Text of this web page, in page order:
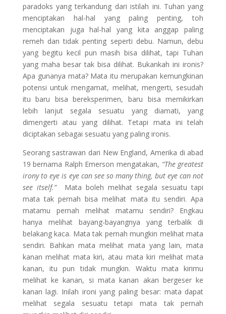
paradoks yang terkandung dari istilah ini. Tuhan yang
menciptakan hal-hal yang paling penting, toh
menciptakan juga hal-hal yang kita anggap paling
remeh dan tidak penting seperti debu. Namun, debu
yang begitu kecil pun masih bisa dilihat, tapi Tuhan
yang maha besar tak bisa dilihat. Bukankah ini ironis?
Apa gunanya mata? Mata itu merupakan kemungkinan
potensi untuk mengamat, melihat, mengerti, sesudah
itu baru bisa bereksperimen, baru bisa memikirkan
lebih lanjut segala sesuatu yang diamati, yang
dimengerti atau yang dilihat. Tetapi mata ini telah
diciptakan sebagai sesuatu yang paling ironis.
Seorang sastrawan dari New England, Amerika di abad
19 bernama Ralph Emerson mengatakan, “The greatest
irony to eye is eye can see so many thing, but eye can not
see itself.”Mata boleh melihat segala sesuatu tapi
mata tak pernah bisa melihat mata itu sendiri. Apa
matamu pernah melihat matamu sendiri? Engkau
hanya melihat bayang-bayangnya yang terbalik di
belakang kaca. Mata tak pernah mungkin melihat mata
sendiri. Bahkan mata melihat mata yang lain, mata
kanan melihat mata kiri, atau mata kiri melihat mata
kanan, itu pun tidak mungkin. Waktu mata kirimu
melihat ke kanan, si mata kanan akan bergeser ke
kanan lagi. Inilah ironi yang paling besar: mata dapat
melihat segala sesuatu tetapi mata tak pernah